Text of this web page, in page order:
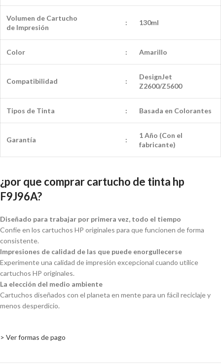
Volumen de Cartucho
de Impresión
: 130ml
Color : Amarillo
Compatibilidad :
DesignJet
Z2600/Z5600
Tipos de Tinta : Basada en Colorantes
Garantía :
1 Año (Con el
fabricante)
¿por que comprar cartucho de tinta hp
F9J96A?
Diseñado para trabajar por primera vez, todo el tiempo
Confíe en los cartuchos HP originales para que funcionen de forma
consistente.
Impresiones de calidad de las que puede enorgullecerse
Experimente una calidad de impresión excepcional cuando utilice
cartuchos HP originales.
La elección del medio ambiente
Cartuchos diseñados con el planeta en mente para un fácil reciclaje y
menos desperdicio.
> Ver formas de pago